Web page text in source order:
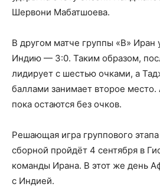
Шервони Мабатшоева.
В другом матче группы «B» Иран
Индию — 3:0. Таким образом,
лидирует с шестью очками, а
баллами занимает второе
пока остаются без очков.
Решающая игра группового
сборной пройдёт 4 сентября в
команды Ирана. В этот же день
с Индией.